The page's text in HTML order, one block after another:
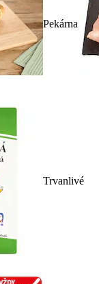
Pekárna
Trvanlivé